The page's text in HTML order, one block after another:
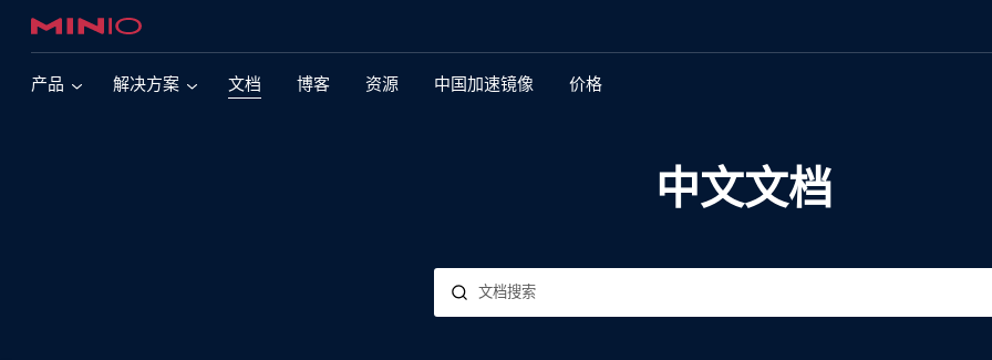
产品
多地复制
解决方案
对象存储正在推动人工智能革命。了解 MinIO 如何
文档 博客 资源 中国加速镜像 价格
中文文档